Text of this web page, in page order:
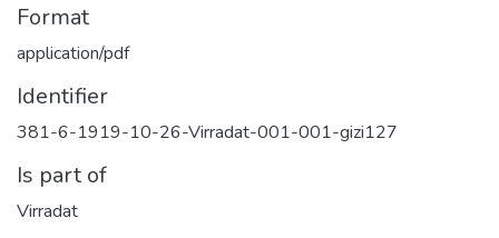
Format
application/pdf
Identifier
381-6-1919-10-26-Virradat-001-001-gizi127
Is part of
Virradat